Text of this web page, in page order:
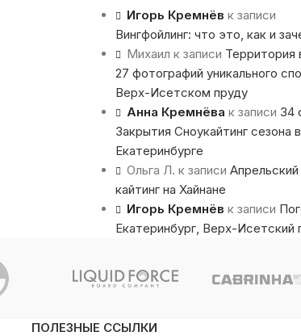
Игорь Кремнёв к записи
Вингфойлинг: что это, как и
Михаил к записи Территория
27 фотографий уникального
Верх-Исетском пруду
Анна Кремнёва к записи 34
Закрытия Сноукайтинг сезона в
Екатеринбурге
Ольга Л. к записи Апрельский
кайтинг на Хайнане
Игорь Кремнёв к записи
Екатеринбург, Верх-Исетский
ПОЛЕЗНЫЕ ССЫЛКИ